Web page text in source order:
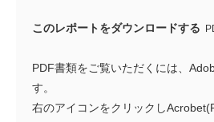
このレポートをダウンロードする
PDF書類をご覧いただくには、
す。
右のアイコンをクリックし